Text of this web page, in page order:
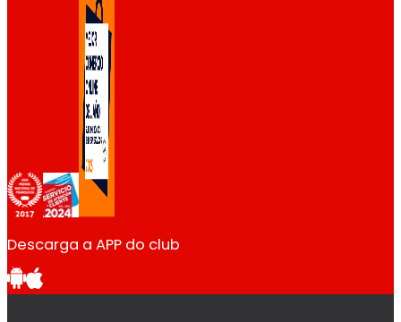
Descarga a APP do club